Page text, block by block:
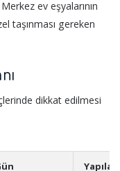
ev eşyalarının
taşınması gereken
dikkat edilmesi